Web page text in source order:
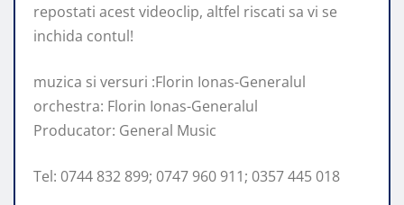
repostati acest videoclip, altfel riscati sa vi se
inchida contul!
muzica si versuri :Florin Ionas-Generalul
orchestra: Florin Ionas-Generalul
Producator: General Music
Tel: 0744 832 899; 0747 960 911; 0357 445 018